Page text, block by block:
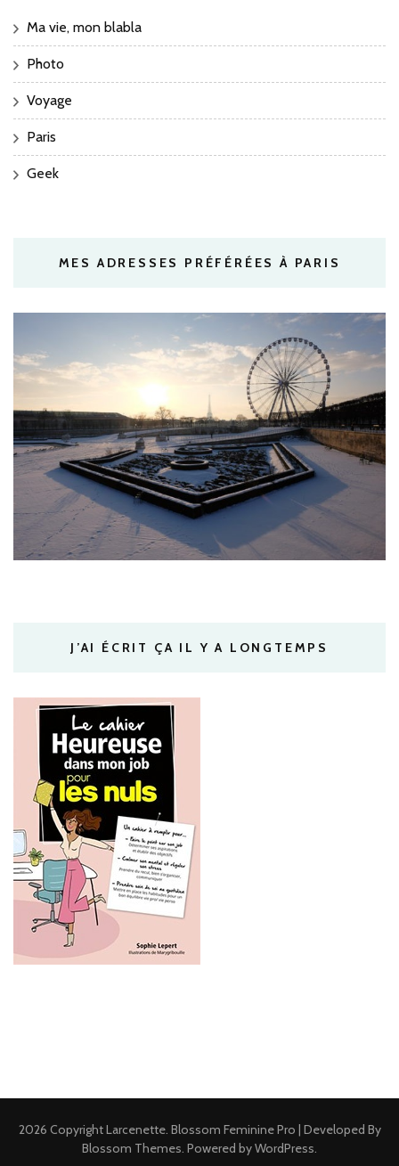
Ma vie, mon blabla
Photo
Voyage
Paris
Geek
MES ADRESSES PRÉFÉRÉES À PARIS
J’AI ÉCRIT ÇA IL Y A LONGTEMPS
2026 CopyrightLarcenette. Blossom Feminine Pro | Developed By
Blossom Themes. Powered byWordPress.